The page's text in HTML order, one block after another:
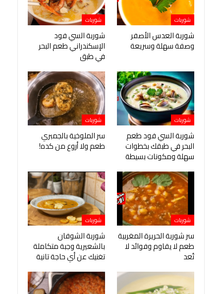
شوربات
شوربة العدس الأصفر
وصفة سهلة وسريعة
شوربات
شوربة السي فود
الإسكندراني طعم البحر
في طبق
شوربات
شوربة السي فود طعم
البحر في طبقك بخطوات
سهلة ومكونات بسيطة
شوربات
سر الملوخية بالجمبري
طعم ولا أروع من كده!
شوربات
سر شوربة الحريرة المغربية
طعم لا يقاوم وفوائد لا
تُعد
شوربات
شوربة الشوفان
بالشعيرية وجبة متكاملة
تغنيك عن أي حاجة تانية